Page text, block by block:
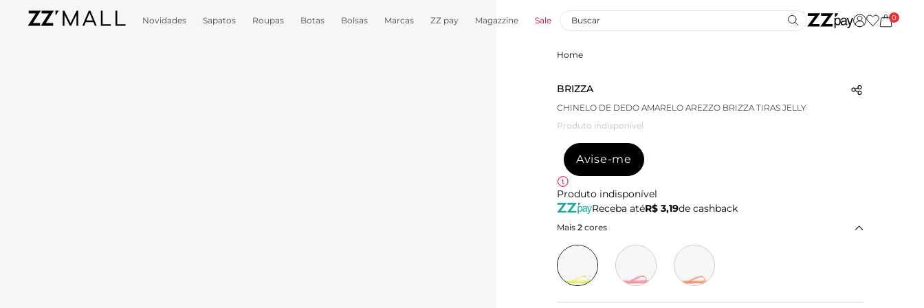
Novidades Sapatos Roupas Botas Bolsas Marcas ZZ pay Magazzine Sale 0
Home
BRIZZA
CHINELO DE DEDO AMARELO AREZZO BRIZZA TIRAS JELLY
Produto indisponível
Avise-me
Produto indisponível
Receba atéR$ 3,19de cashback
Mais 2 cores